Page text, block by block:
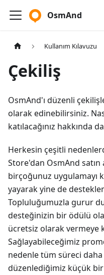
OsmAnd
Kullanım Kılavuzu
Çekiliş
OsmAnd'ı düzenli
olarak edinebilirsiniz.
katılacağınız hakkında
Herkesin çeşitli
Store'dan OsmAnd satın
birçoğunuz uygulamayı
yayarak yine de
Topluluğumuzla gurur
desteğinizin bir ödülü
ücretsiz olarak vermeye
Sağlayabileceğimiz
nedenle tüm süreci
düzenlediğimiz küçük